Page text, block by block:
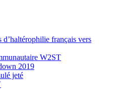
d’haltérophilie français vers
W2ST
2019
jeté